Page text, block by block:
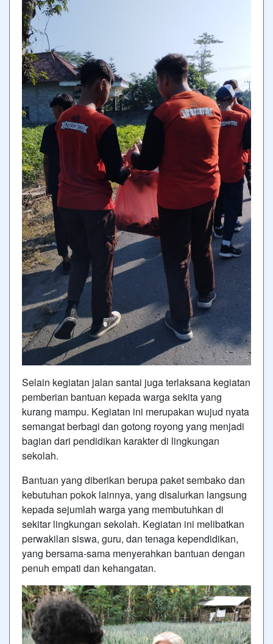
Selain kegiatan jalan santai juga terlaksana kegiatan
pemberian bantuan kepada warga sekita yang
kurang mampu. Kegiatan ini merupakan wujud nyata
semangat berbagi dan gotong royong yang menjadi
bagian dari pendidikan karakter di lingkungan
sekolah.
Bantuan yang diberikan berupa paket sembako dan
kebutuhan pokok lainnya, yang disalurkan langsung
kepada sejumlah warga yang membutuhkan di
sekitar lingkungan sekolah. Kegiatan ini melibatkan
perwakilan siswa, guru, dan tenaga kependidikan,
yang bersama-sama menyerahkan bantuan dengan
penuh empati dan kehangatan.